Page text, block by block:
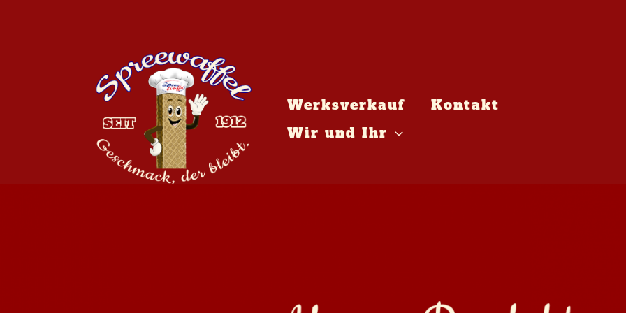
Werksverkauf
Kontakt
Wir und Ihr